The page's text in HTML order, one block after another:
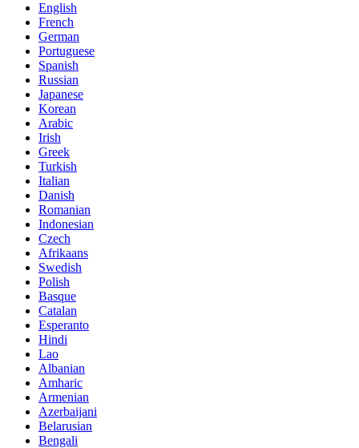
English
French
German
Portuguese
Spanish
Russian
Japanese
Korean
Arabic
Irish
Greek
Turkish
Italian
Danish
Romanian
Indonesian
Czech
Afrikaans
Swedish
Polish
Basque
Catalan
Esperanto
Hindi
Lao
Albanian
Amharic
Armenian
Azerbaijani
Belarusian
Bengali